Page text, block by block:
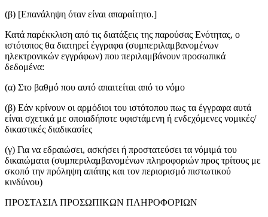
(β) [Επανάληψη όταν είναι απαραίτητο.]
Κατά παρέκκλιση από τις διατάξεις της παρούσας Ενότητας, ο
ιστότοπος θα διατηρεί έγγραφα (συμπεριλαμβανομένων
ηλεκτρονικών εγγράφων) που περιλαμβάνουν προσωπικά
δεδομένα:
(α) Στο βαθμό που αυτό απαιτείται από το νόμο
(β) Εάν κρίνουν οι αρμόδιοι του ιστότοπου πως τα έγγραφα αυτά
είναι σχετικά με οποιαδήποτε υφιστάμενη ή ενδεχόμενες νομικές/
δικαστικές διαδικασίες
(γ) Για να εδραιώσει, ασκήσει ή προστατεύσει τα νόμιμά του
δικαιώματα (συμπεριλαμβανομένων πληροφοριών προς τρίτους με
σκοπό την πρόληψη απάτης και τον περιορισμό πιστωτικού
κινδύνου)
ΠΡΟΣΤΑΣΙΑ ΠΡΟΣΩΠΙΚΩΝ ΠΛΗΡΟΦΟΡΙΩΝ